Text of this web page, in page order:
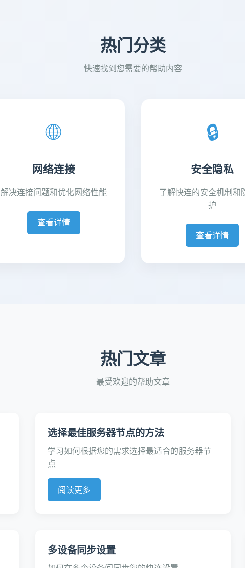
热门分类
快速找到您需要的帮助内容
🌐
网络连接
解决连接问题和优化网络性能
查看详情
🔒
安全隐私
了解快连的安全机制和
护
查看详情
热门文章
最受欢迎的帮助文章
选择最佳服务器节点的方法
学习如何根据您的需求选择最适合的服务器节
点
阅读更多
多设备同步设置